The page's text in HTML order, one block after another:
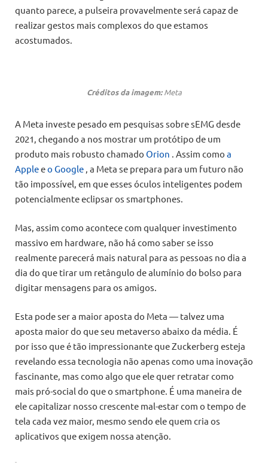
quanto parece, a pulseira provavelmente será capaz de
realizar gestos mais complexos do que estamos
acostumados.
Créditos da imagem:Meta
A Meta investe pesado em pesquisas sobre sEMG desde
2021, chegando a nos mostrar um protótipo de um
produto mais robusto chamado Orion . Assim como a
Appleeo Google , a Meta se prepara para um futuro não
tão impossível, em que esses óculos inteligentes podem
potencialmente eclipsar os smartphones.
Mas, assim como acontece com qualquer investimento
massivo em hardware, não há como saber se isso
realmente parecerá mais natural para as pessoas no dia a
dia do que tirar um retângulo de alumínio do bolso para
digitar mensagens para os amigos.
Esta pode ser a maior aposta do Meta — talvez uma
aposta maior do que seu metaverso abaixo da média. É
por isso que é tão impressionante que Zuckerberg esteja
revelando essa tecnologia não apenas como uma inovação
fascinante, mas como algo que ele quer retratar como
mais pró-social do que o smartphone. É uma maneira de
ele capitalizar nosso crescente mal-estar com o tempo de
tela cada vez maior, mesmo sendo ele quem cria os
aplicativos que exigem nossa atenção.